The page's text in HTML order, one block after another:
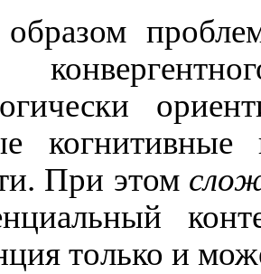
При этом
только и